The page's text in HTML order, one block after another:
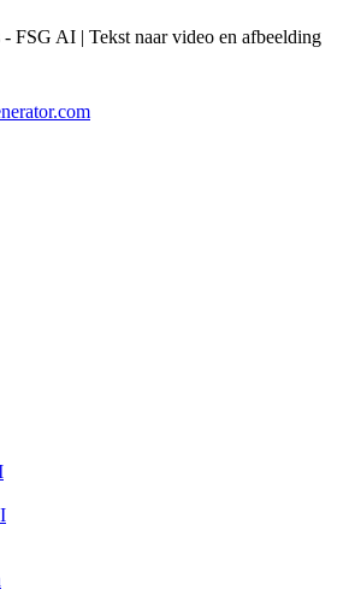
FSG AI | Tekst naar video en afbeelding